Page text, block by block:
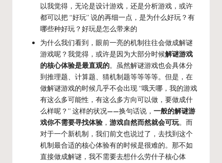
以我觉得，无论是设计游戏，还是分析游戏，或许
都可以把 “好玩” 说的再细一点，是为什么好玩？有
哪些种好玩？好玩是怎么带来的
为什么我们看到，眼前一亮的机制往往会做成解谜
游戏呢？我觉得，或许是因为大部分时候解谜游戏
的核心体验是最直观的。虽然解谜游戏也会具体分
到推理题、计算题、猜机制题等等等等。但是，在
做解谜游戏的时候几乎不会出现 “哦天哪，我的游戏
有这么多可能性，有这么多方向可以做，要做成什
么样呢？” 这样的状况——换句话说， 一般的解谜游
戏你不需要寻找体验 ， 游戏自然而然就会可玩。而
对于一个新机制，我们前文也说过了，去找到这个
机制最合适的核心体验有的时候是很难的。那不如
直接做成解谜，我不需要去想什么劳什子核心体